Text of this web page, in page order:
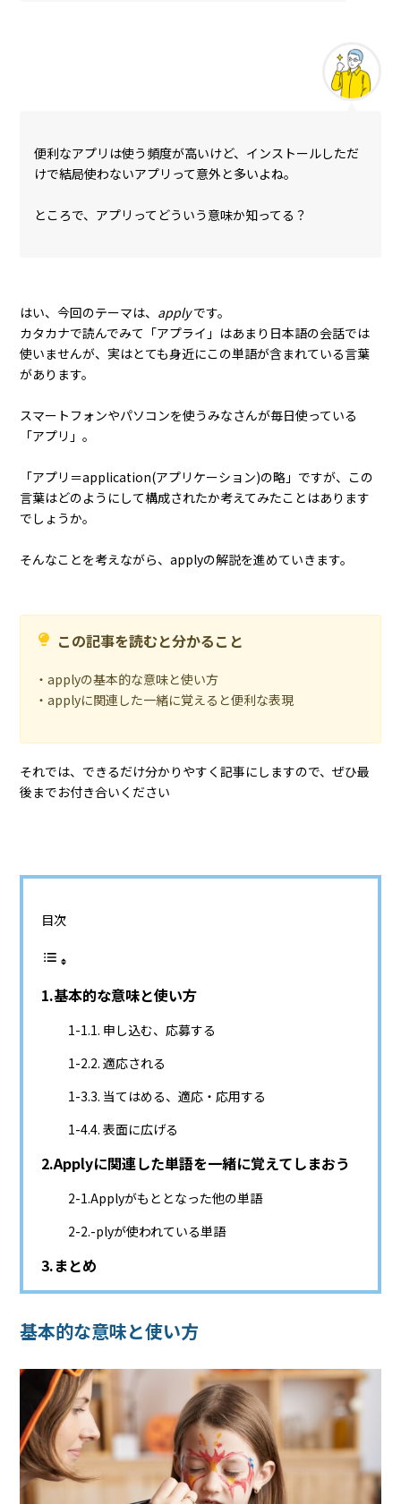
便利なアプリは使う頻度が高いけど、インストールしただ
けで結局使わないアプリって意外と多いよね。
ところで、アプリってどういう意味か知ってる？
はい、今回のテーマは、 applyです。
カタカナで読んでみて「アプライ」はあまり日本語の会話では
使いませんが、実はとても身近にこの単語が含まれている言葉
があります。
スマートフォンやパソコンを使うみなさんが毎日使っている
「アプリ」。
「アプリ＝application(アプリケーション)の略」ですが、この
言葉はどのようにして構成されたか考えてみたことはあります
でしょうか。
そんなことを考えながら、applyの解説を進めていきます。
この記事を読むと分かること
・applyの基本的な意味と使い方
・applyに関連した一緒に覚えると便利な表現
それでは、できるだけ分かりやすく記事にしますので、ぜひ最
後までお付き合いください
目次
基本的な意味と使い方
1. 申し込む、応募する
2. 適応される
3. 当てはめる、適応・応用する
4. 表面に広げる
Applyに関連した単語を一緒に覚えてしまおう
Applyがもととなった他の単語
-plyが使われている単語
まとめ
基本的な意味と使い方